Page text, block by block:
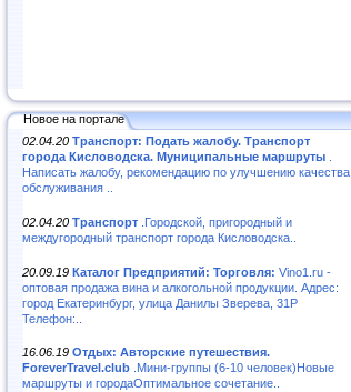
Новое на портале
02.04.20 Транспорт: Подать жалобу. Транспорт
города Кисловодска. Муниципальные маршруты
Написать жалобу, рекомендацию по улучшению качества
обслуживания ..
02.04.20 Транспорт .Городской, пригородный и
междугородный транспорт города Кисловодска..
20.09.19 Каталог Предприятий: Торговля: Vino1.ru -
оптовая продажа вина и алкогольной продукции. Адрес:
город Екатеринбург, улица Данилы Зверева, 31Р
Телефон:..
16.06.19 Отдых: Авторские путешествия.
ForeverTravel.club .Мини-группы (6-10 человек)Новые
маршруты и городаОптимальное сочетание..